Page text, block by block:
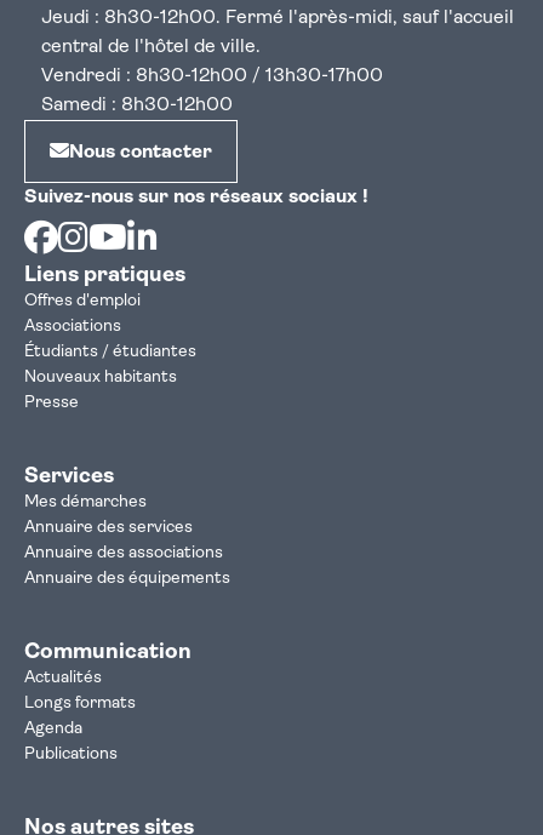
Jeudi : 8h30-12h00. Fermé l'après-midi, sauf l'accueil
central de l'hôtel de ville.
Vendredi : 8h30-12h00 / 13h30-17h00
Samedi : 8h30-12h00
Nous contacter
Suivez-nous sur nos réseaux sociaux !
Facebook
Instagram
Youtube
Liens pratiques
Offres d'emploi
Associations
Étudiants / étudiantes
Nouveaux habitants
Presse
Services
Mes démarches
Annuaire des services
Annuaire des associations
Annuaire des équipements
Communication
Actualités
Longs formats
Agenda
Publications
Nos autres sites